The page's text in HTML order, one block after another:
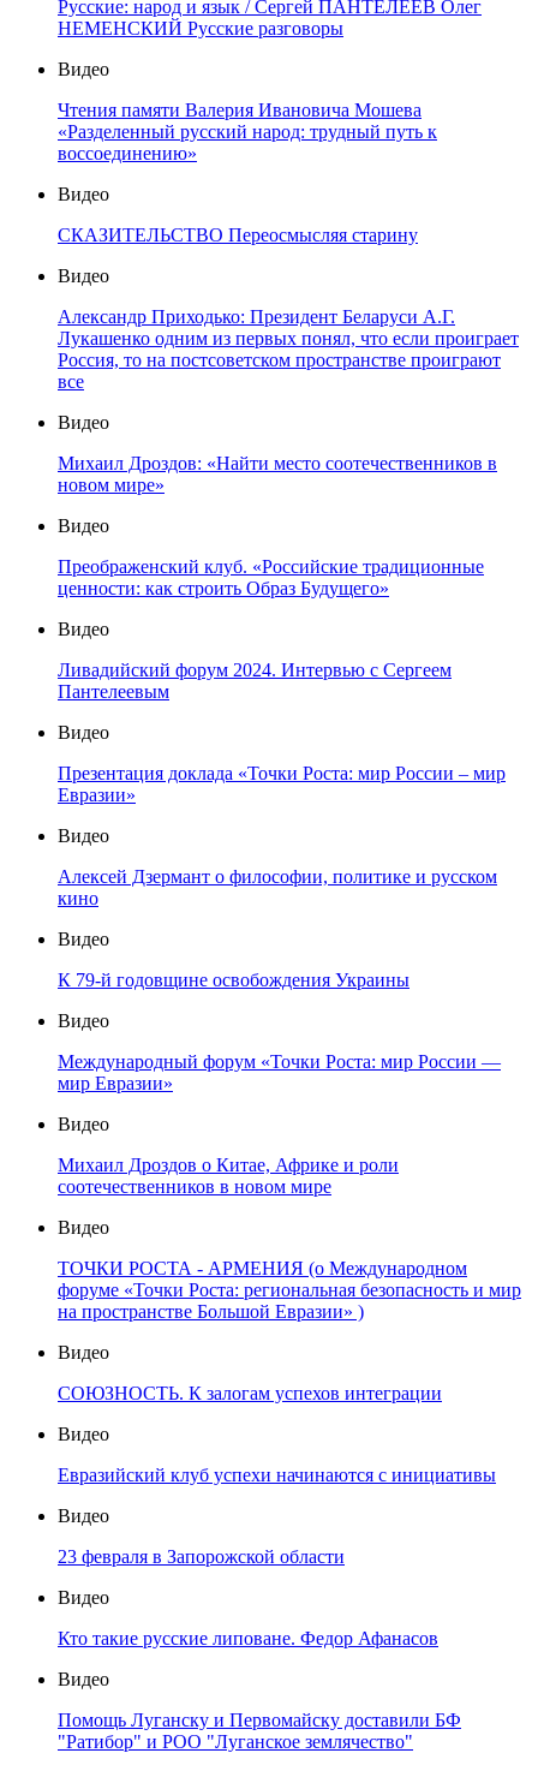
Русские: народ и язык / Сергей ПАНТЕЛЕЕВ Олег
НЕМЕНСКИЙ Русские разговоры
Видео
Чтения памяти Валерия Ивановича Мошева
«Разделенный русский народ: трудный путь к
воссоединению»
Видео
СКАЗИТЕЛЬСТВО Переосмысляя старину
Видео
Александр Приходько: Президент Беларуси А.Г.
Лукашенко одним из первых понял, что если проиграет
Россия, то на постсоветском пространстве проиграют
все
Видео
Михаил Дроздов: «Найти место соотечественников в
новом мире»
Видео
Преображенский клуб. «Российские традиционные
ценности: как строить Образ Будущего»
Видео
Ливадийский форум 2024. Интервью с Сергеем
Пантелеевым
Видео
Презентация доклада «Точки Роста: мир России – мир
Евразии»
Видео
Алексей Дзермант о философии, политике и русском
кино
Видео
К 79-й годовщине освобождения Украины
Видео
Международный форум «Точки Роста: мир России —
мир Евразии»
Видео
Михаил Дроздов о Китае, Африке и роли
соотечественников в новом мире
Видео
ТОЧКИ РОСТА - АРМЕНИЯ (о Международном
форуме «Точки Роста: региональная безопасность и мир
на пространстве Большой Евразии» )
Видео
СОЮЗНОСТЬ. К залогам успехов интеграции
Видео
Евразийский клуб успехи начинаются с инициативы
Видео
23 февраля в Запорожской области
Видео
Кто такие русские липоване. Федор Афанасов
Видео
Помощь Луганску и Первомайску доставили БФ
"Ратибор" и РОО "Луганское землячество"